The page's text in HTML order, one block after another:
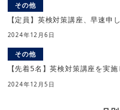
その他
【定員】英検対策講座、早速申
2024年12月6日
その他
【先着5名】英検対策講座を実施
2024年12月5日